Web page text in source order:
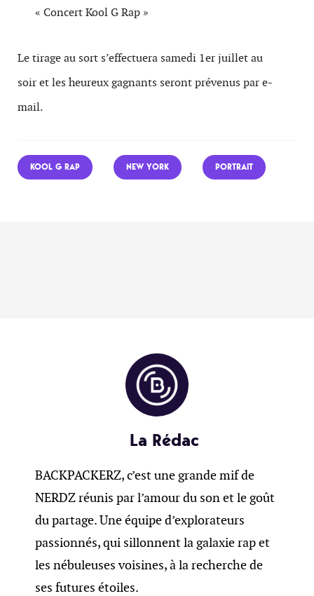
« Concert Kool G Rap »
Le tirage au sort s’effectuera samedi 1er juillet au
soir et les heureux gagnants seront prévenus par e-
mail.
KOOL G RAP NEW YORK PORTRAIT
La Rédac
BACKPACKERZ, c’est une grande mif de
NERDZ réunis par l’amour du son et le goût
du partage. Une équipe d’explorateurs
passionnés, qui sillonnent la galaxie rap et
les nébuleuses voisines, à la recherche de
ses futures étoiles.